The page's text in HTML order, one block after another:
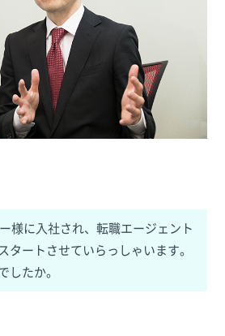
様に入社され、転職エージェント
タートさせていらっしゃいます。
したか。